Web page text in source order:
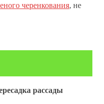
черенкования, не
рассады